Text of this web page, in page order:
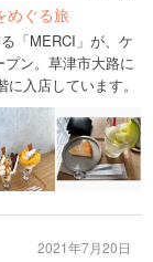
めぐる旅
「MERCI」が、ケ
ン。草津市大路に
入店しています。
2021年7月20日